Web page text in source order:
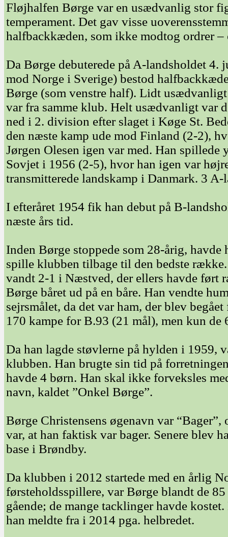
Fløjhalfen Børge var en usædvanlig stor
temperament. Det gav visse
halfbackkæden, som ikke modtog ordrer
Da Børge debuterede på A-landsholdet
mod Norge i Sverige) bestod
Børge (som venstre half). Lidt
var fra samme klub. Helt usædvanligt var
ned i 2. division efter slaget i Køge St.
den næste kamp ude mod Finland (2-2),
Jørgen Olesen igen var med. Han spillede
Sovjet i 1956 (2-5), hvor han igen var
transmitterede landskamp i Danmark. 3
I efteråret 1954 fik han debut på B-
næste års tid.
Inden Børge stoppede som 28-årig,
spille klubben tilbage til den bedste
vandt 2-1 i Næstved, der ellers havde ført
Børge båret ud på en båre. Han vendte
sejrsmålet, da det var ham, der blev
170 kampe for B.93 (21 mål), men kun
Da han lagde støvlerne på hylden i 1959,
klubben. Han brugte sin tid på
havde 4 børn. Han skal ikke forveksles
navn, kaldet ”Onkel Børge”.
Børge Christensens øgenavn var
var, at han faktisk var bager. Senere blev
base i Brøndby.
Da klubben i 2012 startede med en årlig
førsteholdsspillere, var Børge blandt de
gående; de mange tacklinger havde
han meldte fra i 2014 pga. helbredet.